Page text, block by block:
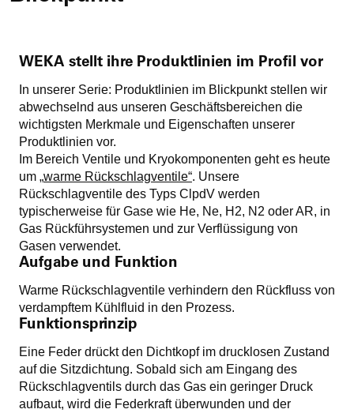
WEKA stellt ihre Produktlinien im Profil vor
In unserer Serie: Produktlinien im Blickpunkt stellen wir
abwechselnd aus unseren Geschäftsbereichen die
wichtigsten Merkmale und Eigenschaften unserer
Produktlinien vor.
Im Bereich Ventile und Kryokomponenten geht es heute
um „warme Rückschlagventile“. Unsere
Rückschlagventile des Typs ClpdV werden
typischerweise für Gase wie He, Ne, H2, N2 oder AR, in
Gas Rückführsystemen und zur Verflüssigung von
Gasen verwendet.
Aufgabe und Funktion
Warme Rückschlagventile verhindern den Rückfluss von
verdampftem Kühlfluid in den Prozess.
Funktionsprinzip
Eine Feder drückt den Dichtkopf im drucklosen Zustand
auf die Sitzdichtung. Sobald sich am Eingang des
Rückschlagventils durch das Gas ein geringer Druck
aufbaut, wird die Federkraft überwunden und der